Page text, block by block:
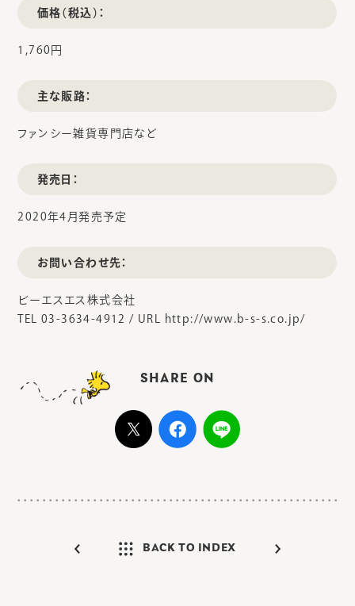
価格（税込）：
1,760円
主な販路：
ファンシー雑貨専門店など
発売日：
2020年4月発売予定
お問い合わせ先：
ビーエスエス株式会社
TEL 03-3634-4912 / URL http://www.b-s-s.co.jp/
SHARE ON
BACK TO INDEX